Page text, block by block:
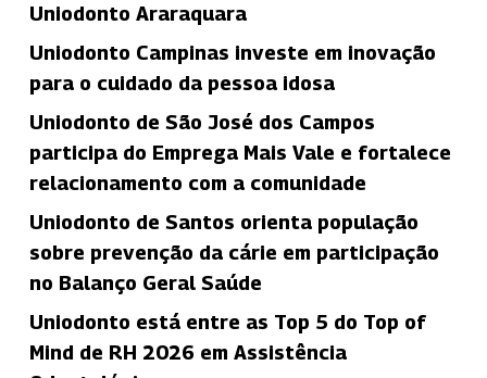
Uniodonto Araraquara
Uniodonto Campinas investe em inovação
para o cuidado da pessoa idosa
Uniodonto de São José dos Campos
participa do Emprega Mais Vale e fortalece
relacionamento com a comunidade
Uniodonto de Santos orienta população
sobre prevenção da cárie em participação
no Balanço Geral Saúde
Uniodonto está entre as Top 5 do Top of
Mind de RH 2026 em Assistência